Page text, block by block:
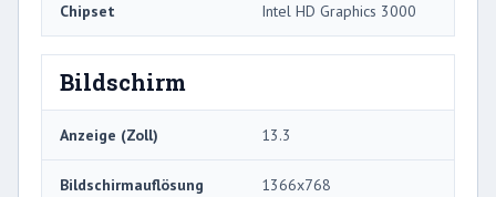
Chipset Intel HD Graphics 3000
Bildschirm
Anzeige (Zoll) 13.3
Bildschirmauflösung 1366x768